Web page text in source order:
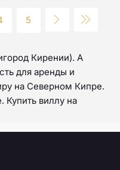
5
Кирении). А
для аренды и
на Северном Кипре.
Купить виллу на